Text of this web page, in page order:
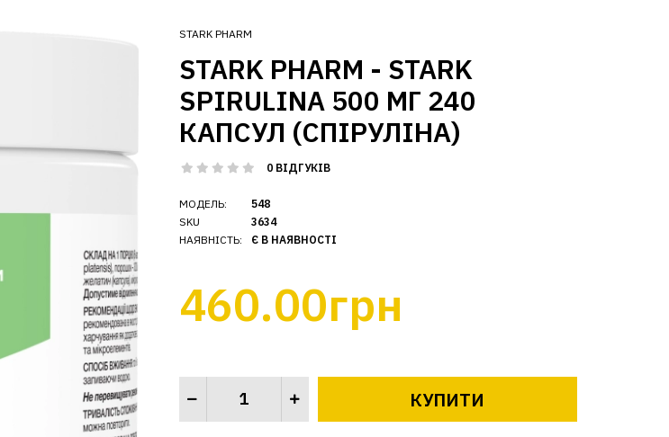
STARK PHARM
STARK PHARM - STARK
SPIRULINA 500 МГ 240
КАПСУЛ (СПІРУЛІНА)
0 ВІДГУКІВ
МОДЕЛЬ:
SKU
НАЯВНІСТЬ:
548
3634
Є В НАЯВНОСТІ
460.00грн